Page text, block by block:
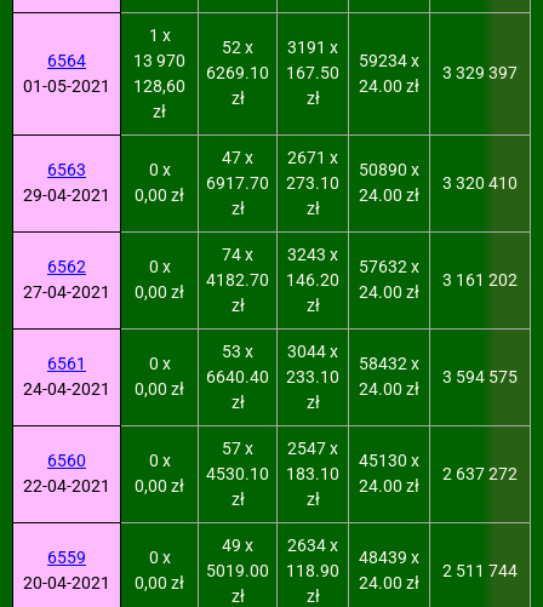
6564
01-05-2021
1 x
13 970
128,60
zł
52 x
6269.10
zł
3191 x
167.50
zł
59234 x
24.00 zł
3 329 397
6563
29-04-2021
0 x
0,00 zł
47 x
6917.70
zł
2671 x
273.10
zł
50890 x
24.00 zł
3 320 410
6562
27-04-2021
0 x
0,00 zł
74 x
4182.70
zł
3243 x
146.20
zł
57632 x
24.00 zł
3 161 202
6561
24-04-2021
0 x
0,00 zł
53 x
6640.40
zł
3044 x
233.10
zł
58432 x
24.00 zł
3 594 575
6560
22-04-2021
0 x
0,00 zł
57 x
4530.10
zł
2547 x
183.10
zł
45130 x
24.00 zł
2 637 272
6559
20-04-2021
0 x
0,00 zł
49 x
5019.00
zł
2634 x
118.90
zł
48439 x
24.00 zł
2 511 744